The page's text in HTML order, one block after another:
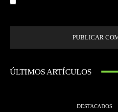
ÚLTIMOS ARTÍCULOS
DESTACADOS